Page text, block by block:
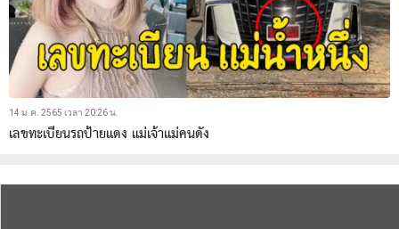
14 ม.ค. 2565 เวลา 20:26 น.
เลขทะเบียนรถป้ายแดง แม่เจ้าแม่คนดัง